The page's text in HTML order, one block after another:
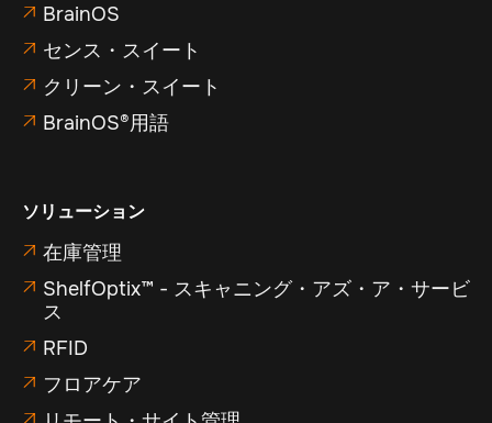
 BrainOS
 センス・スイート
 クリーン・スイート
 BrainOS®用語
ソリューション
 在庫管理
 ShelfOptix™ - スキャニング・アズ・ア・サービ
ス
 RFID
 フロアケア
